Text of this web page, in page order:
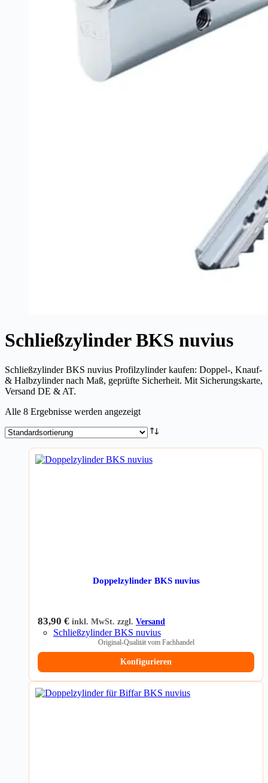
Schließzylinder BKS nuvius
Schließzylinder BKS nuvius Profilzylinder kaufen: Doppel-, Knauf-
& Halbzylinder nach Maß, geprüfte Sicherheit. Mit Sicherungskarte,
Versand DE & AT.
Alle 8 Ergebnisse werden angezeigt
Doppelzylinder BKS nuvius
83,90 € inkl. MwSt. zzgl. Versand
Schließzylinder BKS nuvius
Original-Qualität vom Fachhandel
Konfigurieren